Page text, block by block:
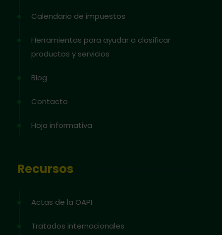
Calendario de impuestos
Herramientas para ayudar a clasificar
productos y servicios
Blog
Contacto
Hoja informativa
Recursos
Actas de la OAPI
Tratados internacionales